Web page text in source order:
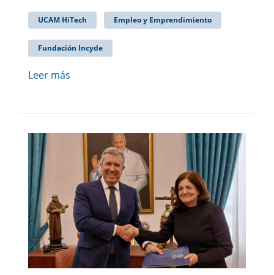
UCAM HiTech Empleo y Emprendimiento
Fundación Incyde
Leer más